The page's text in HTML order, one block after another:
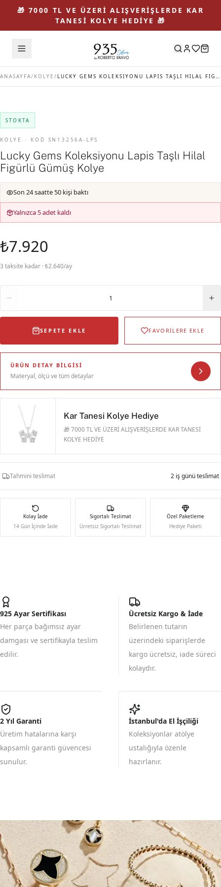
🎁 7000 TL VE ÜZERİ ALIŞVERİŞLERDE KAR
TANESİ KOLYE HEDİYE 🎁
ANASAYFA/ KOLYE / LUCKY GEMS KOLEKSIYONU LAPIS TAŞLI HILAL FIGÜRLÜ GÜMÜŞ KOLYE
STOKTA
KOLYE · KOD SN13256A-LPS
Lucky Gems Koleksiyonu Lapis Taşlı Hilal
Figürlü Gümüş Kolye
Son 24 saatte 50 kişi baktı
Yalnızca 5 adet kaldı
₺7.920
3 taksite kadar · ₺2.640/ay
1
SEPETE EKLE FAVORİLERE EKLE
ÜRÜN DETAY BILGISI
Materyal, ölçü ve tüm detaylar
Kar Tanesi Kolye Hediye
🎁 7000 TL VE ÜZERİ ALIŞVERİŞLERDE KAR TANESİ
KOLYE HEDİYE
Tahmini teslimat 2 iş günü teslimat
Kolay İade
14 Gün İçinde İade
Sigortalı Teslimat
Ücretsiz Sigortalı Teslimat
Özel Paketleme
Hediye Paketi
925 Ayar Sertifikası
Her parça bağımsız ayar
damgası ve sertifikayla teslim
edilir.
Ücretsiz Kargo & İade
Belirlenen tutarın
üzerindeki siparişlerde
kargo ücretsiz, iade süreci
kolaydır.
2 Yıl Garanti
Üretim hatalarına karşı
kapsamlı garanti güvencesi
sunulur.
İstanbul'da El İşçiliği
Koleksiyonlar atölye
ustalığıyla özenle
hazırlanır.